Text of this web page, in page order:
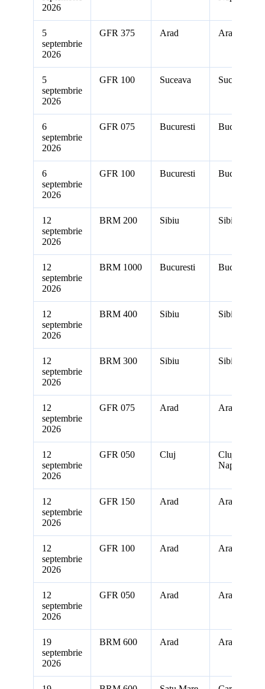
2026
5
septembrie
2026
GFR 375 Arad Arad
5
septembrie
2026
GFR 100 Suceava Suceava
6
septembrie
2026
GFR 075 Bucuresti Bucuresti
6
septembrie
2026
GFR 100 Bucuresti Bucuresti
12
septembrie
2026
BRM 200 Sibiu Sibiu
12
septembrie
2026
BRM 1000 Bucuresti Bucuresti
12
septembrie
2026
BRM 400 Sibiu Sibiu
12
septembrie
2026
BRM 300 Sibiu Sibiu
12
septembrie
2026
GFR 075 Arad Arad
12
septembrie
2026
GFR 050 Cluj
Cluj-
Napoca
12
septembrie
2026
GFR 150 Arad Arad
12
septembrie
2026
GFR 100 Arad Arad
12
septembrie
2026
GFR 050 Arad Arad
19
septembrie
2026
BRM 600 Arad Arad